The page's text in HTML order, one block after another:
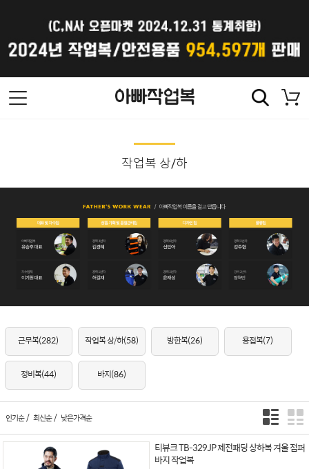
작업복 상/하
근무복(282) 작업복 상/하(58) 방한복(26) 용접복(7)
정비복(44) 바지(86)
인기순/ 최신순/ 낮은가격순
티뷰크 TB-329JP 제전패딩 상하복 겨울 점퍼
바지 작업복